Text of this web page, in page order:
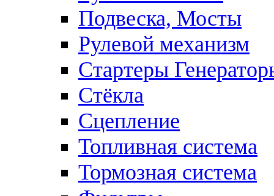
Подвеска, Мосты
Рулевой механизм
Стартеры
Стёкла
Сцепление
Топливная система
Тормозная система